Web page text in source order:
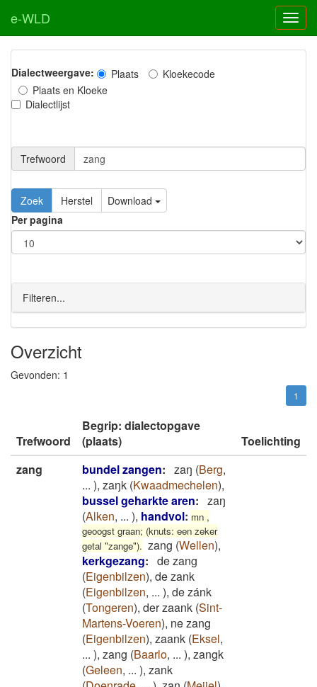
e-WLD
Dialectweergave: Plaats
Kloekecode
Plaats en Kloeke
Dialectlijst
Trefwoord
Download
Per pagina
Filteren...
Overzicht
Gevonden: 1
1
Trefwoord
Begrip: dialectopgave
(plaats)
Toelichting
zang
bundel zangen: zaŋ (Berg,
... ), zaŋk (Kwaadmechelen),
bussel geharkte aren: zaŋ
(Alken, ... ), handvol: mn ,
geoogst graan; (knuts: een zeker
getal "zange"). zang (Wellen),
kerkgezang: de zang
(Eigenbilzen), de zank
(Eigenbilzen, ... ), de zánk
(Tongeren), der zaank (Sint-
Martens-Voeren), ne zang
(Eigenbilzen), zaank (Eksel,
... ), zang (Baarlo, ... ), zangk
(Geleen, ... ), zank